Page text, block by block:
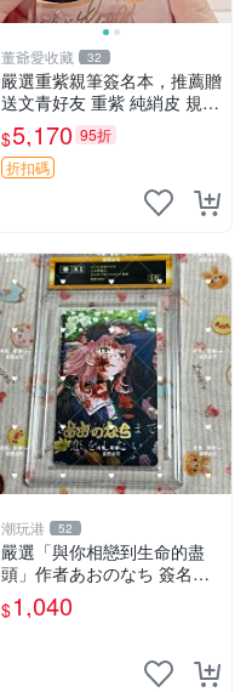
董爺愛收藏 32
嚴選重紫親筆簽名本，推薦贈
送文青好友 重紫 純綃皮 規格
8開
$5,170 95折
折扣碼
潮玩港 52
嚴選「與你相戀到生命的盡
頭」作者あおのなち 簽名照
片 3寸原裝卡磚 親筆簽名照
收藏佳品 周邊限定 照片拍賣
$1,040